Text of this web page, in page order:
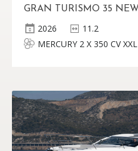
GRAN TURISMO 35 NEW
2026
11.2
MERCURY 2 X 350 CV